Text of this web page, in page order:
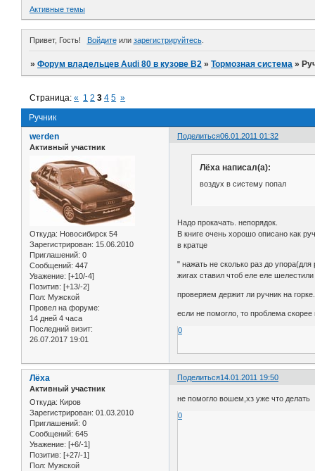
Активные темы
Привет, Гость! Войдитеили зарегистрируйтесь.
»Форум владельцев Audi 80 в кузове В2 »Тормозная система »
Ручник
Страница:« 1 2 3 4 5 »
Поделиться06.01.2011 01:32
werden
Активный участник
Откуда: Новосибирск 54
Зарегистрирован: 15.06.2010
Приглашений: 0
Сообщений: 447
Уважение: [+10/-4]
Позитив: [+13/-2]
Пол: Мужской
Провел на форуме:
14 дней 4 часа
Последний визит:
26.07.2017 19:01
Лёха написал(а):
воздух в систему попал
Надо прокачать. непорядок.
В книге очень хорошо описано как
в кратце
" нажать не сколько раз до
жигах ставил чтоб еле еле шелестили
проверяем держит ли ручник на
если не помогло, то проблема
0
Поделиться14.01.2011 19:50
Лёха
Активный участник
Откуда: Киров
Зарегистрирован: 01.03.2010
Приглашений: 0
Сообщений: 645
Уважение: [+6/-1]
Позитив: [+27/-1]
Пол: Мужской
не помогло вошем,хз уже что делать
0